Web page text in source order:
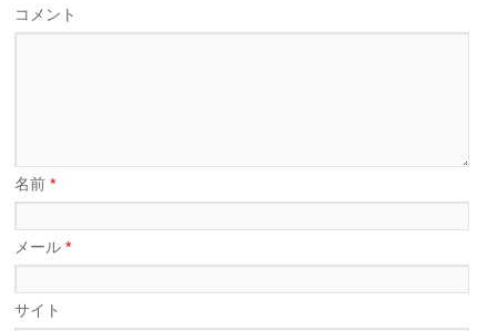
コメント
名前*
メール*
サイト